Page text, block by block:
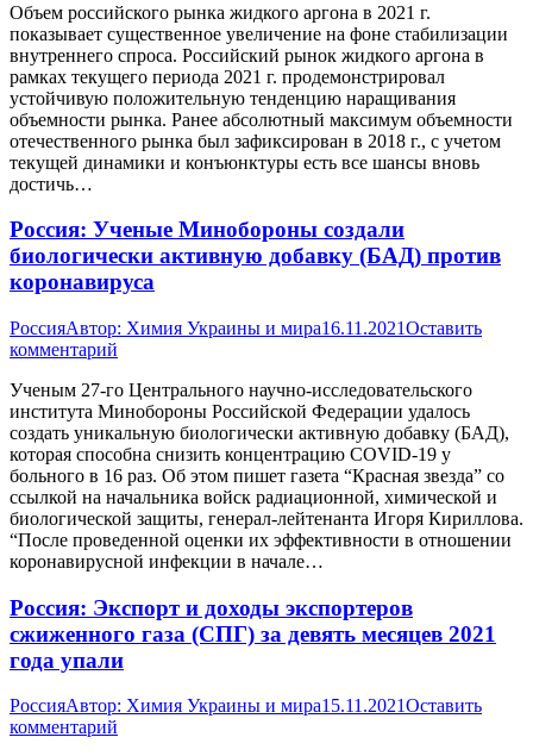
Объем российского рынка жидкого аргона в 2021 г.
показывает существенное увеличение на фоне стабилизации
внутреннего спроса. Российский рынок жидкого аргона в
рамках текущего периода 2021 г. продемонстрировал
устойчивую положительную тенденцию наращивания
объемности рынка. Ранее абсолютный максимум объемности
отечественного рынка был зафиксирован в 2018 г., с учетом
текущей динамики и конъюнктуры есть все шансы вновь
достичь…
Россия: Ученые Минобороны создали
биологически активную добавку (БАД) против
коронавируса
РоссияАвтор: Химия Украины и мира16.11.2021Оставить
комментарий
Ученым 27-го Центрального научно-исследовательского
института Минобороны Российской Федерации удалось
создать уникальную биологически активную добавку (БАД),
которая способна снизить концентрацию COVID-19 у
больного в 16 раз. Об этом пишет газета “Красная звезда” со
ссылкой на начальника войск радиационной, химической и
биологической защиты, генерал-лейтенанта Игоря Кириллова.
“После проведенной оценки их эффективности в отношении
коронавирусной инфекции в начале…
Россия: Экспорт и доходы экспортеров
сжиженного газа (СПГ) за девять месяцев 2021
года упали
РоссияАвтор: Химия Украины и мира15.11.2021Оставить
комментарий